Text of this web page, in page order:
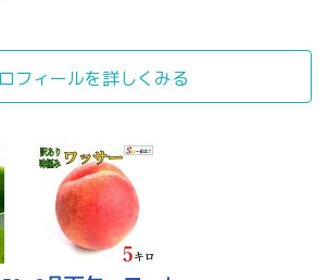
フィールを詳しくみる